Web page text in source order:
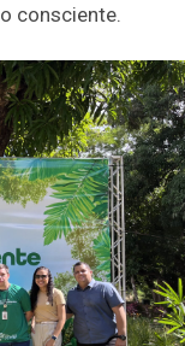
consciente.